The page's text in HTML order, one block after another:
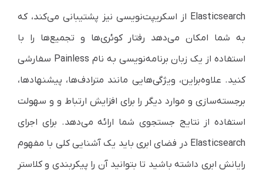
Elasticsearch از اسکریپت‌نویسی نیز پشتیبانی می‌کند، که
به شما امکان می‌دهد رفتار کوئری‌ها و تجمیع‌ها را با
استفاده از یک زبان برنامه‌نویسی به نام Painless سفارشی
کنید. علاوه‌براین، ویژگی‌هایی مانند مترادف‌ها، پیشنهادها،
برجسته‌سازی و موارد دیگر را برای افزایش ارتباط و و سهولت
استفاده از نتایج جستجوی شما ارائه می‌دهد. برای اجرای
Elasticsearch در فضای ابری باید یک آشنایی کلی با مفهوم
رایانش ابری داشته باشید تا بتوانید آن را پیکربندی و کلاستر